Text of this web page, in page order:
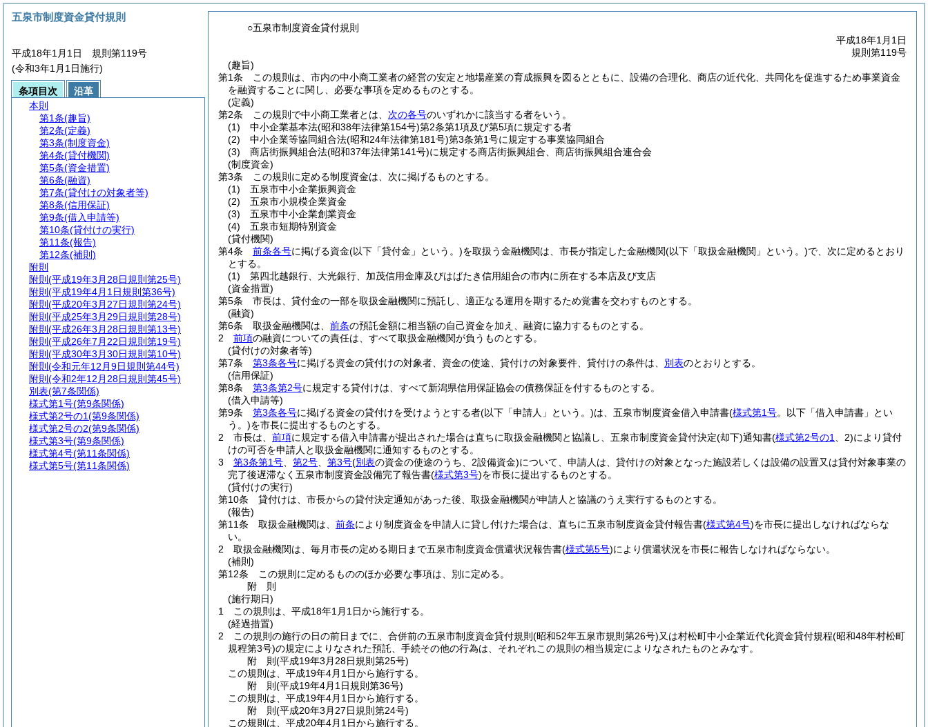
○五泉市制度資金貸付規則
平成18年1月1日
規則第119号
(趣旨)
第1条
この規則は、市内の中小商工業者の経営の安定と地場産業の育成振興を図るとともに、設備の合理化、商店の近代化、共同化を促進するため事業資金
を融資することに関し、必要な事項を定めるものとする。
(定義)
第2条
この規則で中小商工業者とは、 次の各号のいずれかに該当する者をいう。
(1)
中小企業基本法(昭和38年法律第154号)第2条第1項及び第5項に規定する者
(2)
中小企業等協同組合法(昭和24年法律第181号)第3条第1号に規定する事業協同組合
(3)
商店街振興組合法(昭和37年法律第141号)に規定する商店街振興組合、商店街振興組合連合会
(制度資金)
第3条
この規則に定める制度資金は、次に掲げるものとする。
(1)
五泉市中小企業振興資金
(2)
五泉市小規模企業資金
(3)
五泉市中小企業創業資金
(4)
五泉市短期特別資金
(貸付機関)
第4条
前条各号に掲げる資金(以下「貸付金」という。)を取扱う金融機関は、市長が指定した金融機関(以下「取扱金融機関」という。)で、次に定めるとおり
とする。
(1)
第四北越銀行、大光銀行、加茂信用金庫及びはばたき信用組合の市内に所在する本店及び支店
(資金措置)
第5条
市長は、貸付金の一部を取扱金融機関に預託し、適正なる運用を期するため覚書を交わすものとする。
(融資)
第6条
取扱金融機関は、 前条の預託金額に相当額の自己資金を加え、融資に協力するものとする。
2
前項の融資についての責任は、すべて取扱金融機関が負うものとする。
(貸付けの対象者等)
第7条
第3条各号に掲げる資金の貸付けの対象者、資金の使途、貸付けの対象要件、貸付けの条件は、 別表のとおりとする。
(信用保証)
第8条
第3条第2号に規定する貸付けは、すべて新潟県信用保証協会の債務保証を付するものとする。
(借入申請等)
第9条
第3条各号に掲げる資金の貸付けを受けようとする者(以下「申請人」という。)は、五泉市制度資金借入申請書(様式第1号。以下「借入申請書」とい
う。)を市長に提出するものとする。
2
市長は、 前項に規定する借入申請書が提出された場合は直ちに取扱金融機関と協議し、五泉市制度資金貸付決定(却下)通知書(様式第2号の1 、2)により貸付
けの可否を申請人と取扱金融機関に通知するものとする。
3
第3条第1号 第2号 第3号(別表の資金の使途のうち、2設備資金)について、申請人は、貸付けの対象となった施設若しくは設備の設置又は貸付対象事業の
完了後遅滞なく五泉市制度資金設備完了報告書(様式第3号)を市長に提出するものとする。
(貸付けの実行)
第10条
貸付けは、市長からの貸付決定通知があった後、取扱金融機関が申請人と協議のうえ実行するものとする。
(報告)
第11条
取扱金融機関は、 前条により制度資金を申請人に貸し付けた場合は、直ちに五泉市制度資金貸付報告書(様式第4号)を市長に提出しなければならな
い。
2
取扱金融機関は、毎月市長の定める期日まで五泉市制度資金償還状況報告書(様式第5号)により償還状況を市長に報告しなければならない。
(補則)
第12条
この規則に定めるもののほか必要な事項は、別に定める。
附 則
(施行期日)
1
この規則は、平成18年1月1日から施行する。
(経過措置)
2
この規則の施行の日の前日までに、合併前の五泉市制度資金貸付規則 (昭和52年五泉市規則第26号)又は村松町中小企業近代化資金貸付規程(昭和48年村松町
規程第3号)の規定によりなされた預託、手続その他の行為は、それぞれこの規則の相当規定によりなされたものとみなす。
附 則(平成19年3月28日規則第25号)
この規則は、平成19年4月1日から施行する。
附 則(平成19年4月1日規則第36号)
この規則は、平成19年4月1日から施行する。
附 則(平成20年3月27日規則第24号)
この規則は、平成20年4月1日から施行する。
五泉市制度資金貸付規則
平成18年1月1日 規則第119号
(令和3年1月1日施行)
条項目次
沿革
本則
第1条(趣旨)
第2条(定義)
第3条(制度資金)
第4条(貸付機関)
第5条(資金措置)
第6条(融資)
第7条(貸付けの対象者等)
第8条(信用保証)
第9条(借入申請等)
第10条(貸付けの実行)
第11条(報告)
第12条(補則)
附則
附則 (平成19年3月28日規則第25号)
附則 (平成19年4月1日規則第36号)
附則 (平成20年3月27日規則第24号)
附則 (平成25年3月29日規則第28号)
附則 (平成26年3月28日規則第13号)
附則 (平成26年7月22日規則第19号)
附則 (平成30年3月30日規則第10号)
附則 (令和元年12月9日規則第44号)
附則 (令和2年12月28日規則第45号)
別表(第7条関係)
様式第1号(第9条関係)
様式第2号の1(第9条関係)
様式第2号の2(第9条関係)
様式第3号(第9条関係)
様式第4号(第11条関係)
様式第5号(第11条関係)